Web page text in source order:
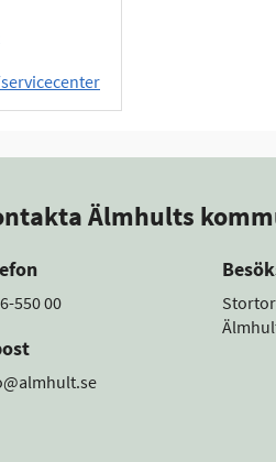
Älmhults
550 00